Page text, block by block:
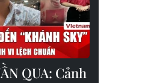
QUA: Cảnh